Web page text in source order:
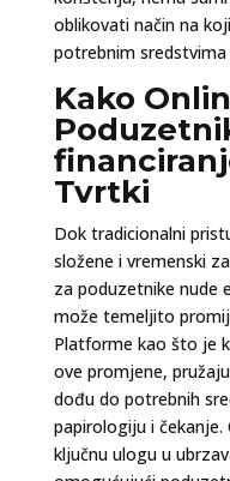
oblikovati način na
potrebnim
Kako
Tvrtki
Dok tradicionalni
složene i vremenski
za poduzetnike nude
može temeljito
Platforme kao što je
ove promjene,
dođu do potrebnih
papirologiju i
ključnu ulogu u